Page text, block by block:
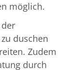
möglich.
duschen
Zudem
durch